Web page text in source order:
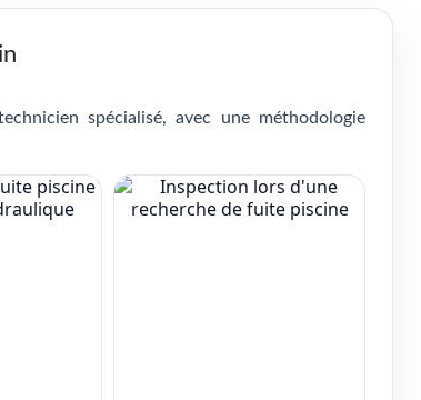
spécialisé, avec une méthodologie